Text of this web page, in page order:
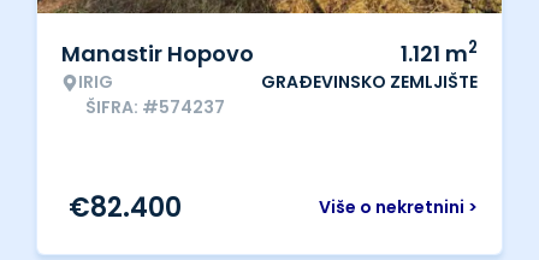
Manastir Hopovo
IRIG
ŠIFRA: #574237
1.121 m2
GRAĐEVINSKO ZEMLJIŠTE
Više o nekretnini >
€82.400